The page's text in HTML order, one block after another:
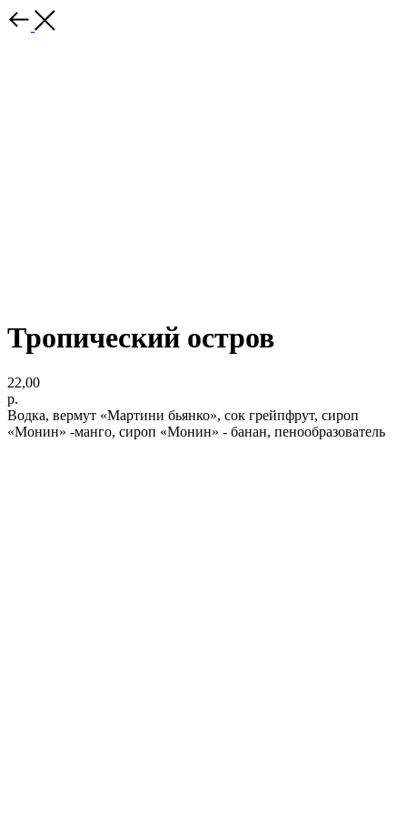
Тропический остров
22,00
р.
Водка, вермут «Мартини бьянко», сок грейпфрут, сироп
«Монин» -манго, сироп «Монин» - банан, пенообразователь